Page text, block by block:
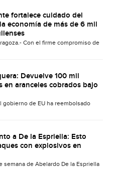
fortalece cuidado del
economía de más de 6 mil
Con el firme compromiso de
Devuelve 100 mil
en aranceles cobrados bajo
de EU ha reembolsado
a De la Espriella: Esto
con explosivos en
semana de Abelardo De la Espriella